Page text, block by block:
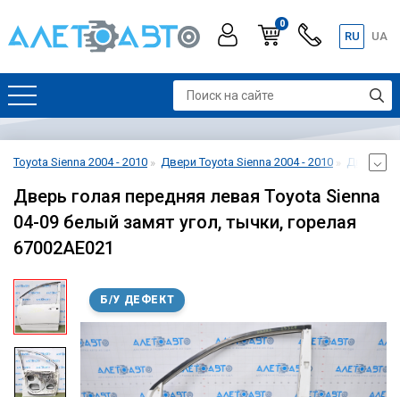
0
RU UA
Toyota Sienna 2004 - 2010 Двери Toyota Sienna 2004 - 2010 Дверь
Дверь голая передняя левая Toyota Sienna
04-09 белый замят угол, тычки, горелая
67002AE021
Б/У ДЕФЕКТ